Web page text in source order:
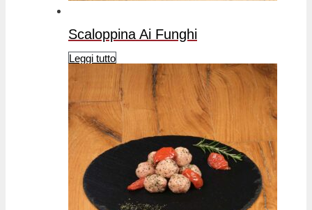
Scaloppina Ai Funghi
Leggi tutto